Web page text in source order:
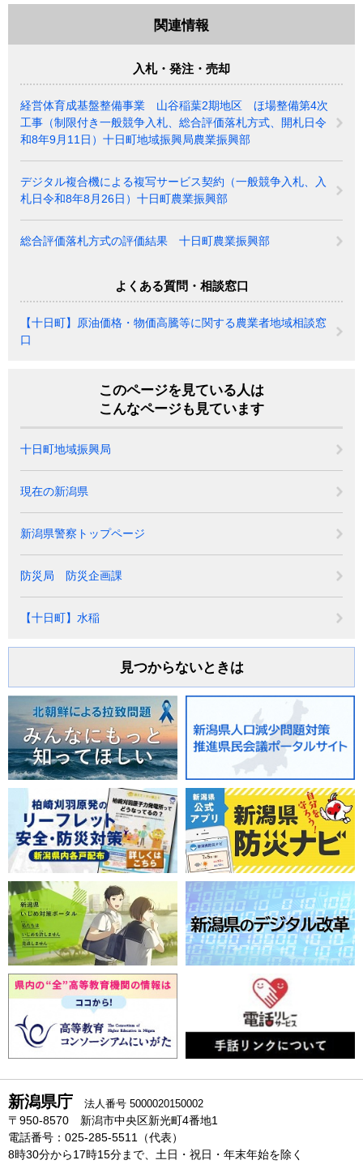
関連情報
入札・発注・売却
経営体育成基盤整備事業 山谷稲葉2期地区 ほ場整備第4次
工事（制限付き一般競争入札、総合評価落札方式、開札日令
和8年9月11日）十日町地域振興局農業振興部
デジタル複合機による複写サービス契約（一般競争入札、入
札日令和8年8月26日）十日町農業振興部
総合評価落札方式の評価結果 十日町農業振興部
よくある質問・相談窓口
【十日町】原油価格・物価高騰等に関する農業者地域相談窓
口
このページを見ている人は
こんなページも見ています
十日町地域振興局
現在の新潟県
新潟県警察トップページ
防災局 防災企画課
【十日町】水稲
見つからないときは
新潟県庁 法人番号 5000020150002
〒950-8570 新潟市中央区新光町4番地1
電話番号：025-285-5511（代表）
8時30分から17時15分まで、土日・祝日・年末年始を除く